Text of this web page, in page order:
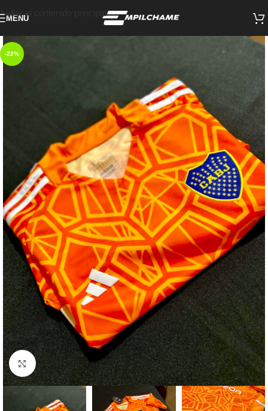
Saltar al contenido principal
MENÚ
-22%
Haga clic para ampliar